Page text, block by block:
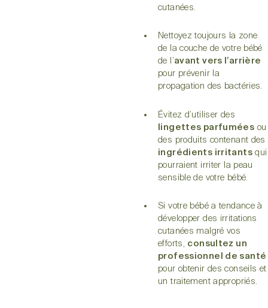
cutanées.
Nettoyez toujours la zone
de la couche de votre bébé
de l’avant vers l’arrière
pour prévenir la
propagation des bactéries.
Évitez d’utiliser des
lingettes parfumées ou
des produits contenant des
ingrédients irritantsqui
pourraient irriter la peau
sensible de votre bébé.
Si votre bébé a tendance à
développer des irritations
cutanées malgré vos
efforts, consultez un
professionnel de santé
pour obtenir des conseils et
un traitement appropriés.